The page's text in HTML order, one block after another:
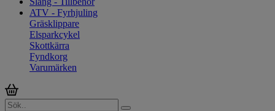
ATV - Fyrhjuling
Gräsklippare
Elsparkcykel
Skottkärra
Fyndkorg
Varumärken